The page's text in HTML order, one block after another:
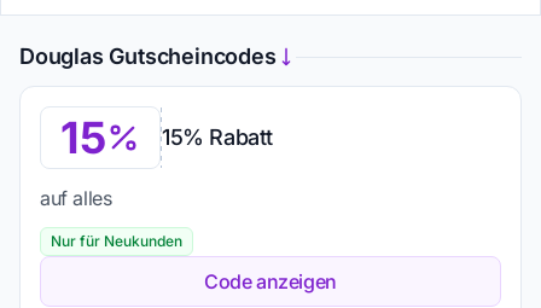
Douglas Gutscheincodes
15 15% Rabatt
auf alles
Nur für Neukunden
Code anzeigen